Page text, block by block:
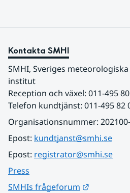
Kontakta SMHI
SMHI, Sveriges
institut
Reception och växel: 011-495
Telefon kundtjänst: 011-495 82
Organisationsnummer:
Epost: kundtjanst@smhi.se
Epost: registrator@smhi.se
Press
SMHIs frågeforum